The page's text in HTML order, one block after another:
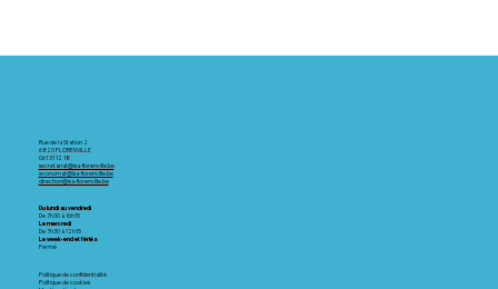
Rue de la Station 2
6820 FLORENVILLE
061 31 12 18
secretariat@isa-florenville.be
economat@isa-florenville.be
direction@isa-florenville.be
Du lundi au vendredi
De 7h30 à 16h15
Le mercredi
De 7h30 à 12h15
Le week-end et fériés
Fermé
Politique de confidentialité
Politique de cookies